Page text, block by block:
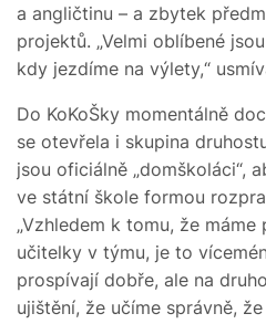
a angličtinu – a zbytek
projektů. „Velmi oblíbené
kdy jezdíme na výlety,“
Do KoKoŠky momentálně
se otevřela i skupina
jsou oficiálně „domškoláci“,
ve státní škole formou
„Vzhledem k tomu, že
učitelky v týmu, je to
prospívají dobře, ale na
ujištění, že učíme správně,